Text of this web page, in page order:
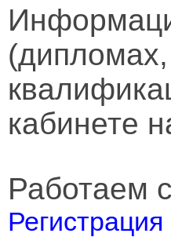
кабинете
Работаем